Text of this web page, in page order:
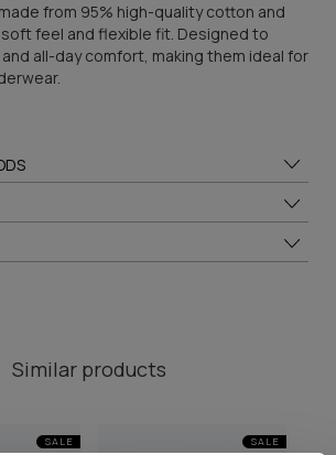
from 95% high-quality cotton and
feel and flexible fit. Designed to
all-day comfort, making them ideal for
Similar products
SALE SALE